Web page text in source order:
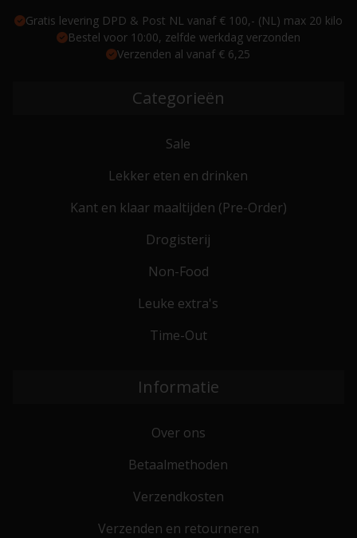
Gratis levering DPD & Post NL vanaf € 100,- (NL) max 20 kilo
Bestel voor 10:00, zelfde werkdag verzonden
Verzenden al vanaf € 6,25
Categorieën
Sale
Lekker eten en drinken
Kant en klaar maaltijden (Pre-Order)
Drogisterij
Non-Food
Leuke extra's
Time-Out
Informatie
Over ons
Betaalmethoden
Verzendkosten
Verzenden en retourneren